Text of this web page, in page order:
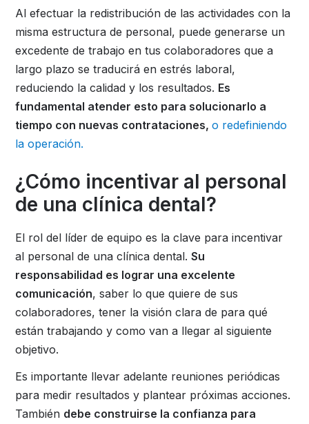
Al efectuar la redistribución de las actividades con la
misma estructura de personal, puede generarse un
excedente de trabajo en tus colaboradores que a
largo plazo se traducirá en estrés laboral,
reduciendo la calidad y los resultados. Es
fundamental atender esto para solucionarlo a
tiempo con nuevas contrataciones,o redefiniendo
la operación.
¿Cómo incentivar al personal
de una clínica dental?
El rol del líder de equipo es la clave para incentivar
al personal de una clínica dental.Su
responsabilidad es lograr una excelente
comunicación, saber lo que quiere de sus
colaboradores, tener la visión clara de para qué
están trabajando y como van a llegar al siguiente
objetivo.
Es importante llevar adelante reuniones periódicas
para medir resultados y plantear próximas acciones.
También debe construirse la confianza para